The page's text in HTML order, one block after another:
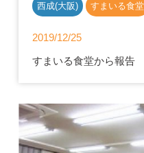
西成(大阪) すまいる食堂
2019/12/25
すまいる食堂から報告